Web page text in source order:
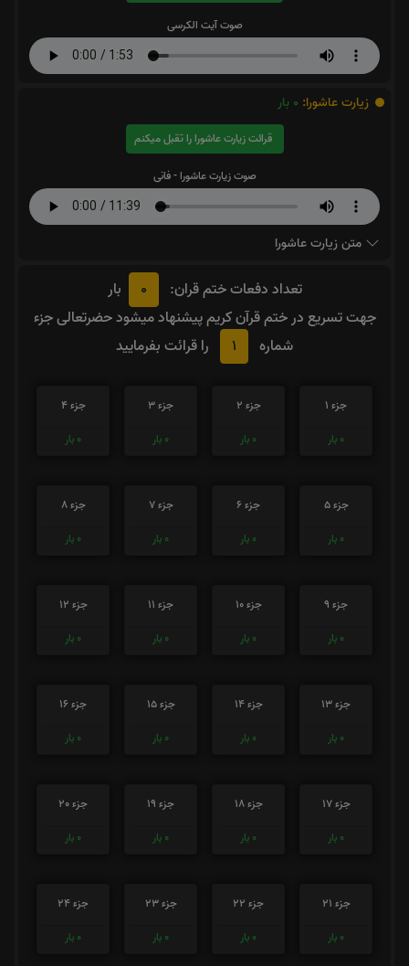
صوت آیت الکرسی
زیارت عاشورا: 0 بار
قرائت زیارت عاشورا را تقبل میکنم
صوت زیارت عاشورا - فانی
متن زیارت عاشورا
تعداد دفعات ختم قران: 0
بار
جهت تسریع در ختم قرآن کریم پیشنهاد میشود حضرتعالی جزء
شماره
1 را قرائت بفرمایید
جزء 1
0 بار
جزء 2
0 بار
جزء 3
0 بار
جزء 4
0 بار
جزء 5
0 بار
جزء 6
0 بار
جزء 7
0 بار
جزء 8
0 بار
جزء 9
0 بار
جزء 10
0 بار
جزء 11
0 بار
جزء 12
0 بار
جزء 13
0 بار
جزء 14
0 بار
جزء 15
0 بار
جزء 16
0 بار
جزء 17
0 بار
جزء 18
0 بار
جزء 19
0 بار
جزء 20
0 بار
جزء 21
0 بار
جزء 22
0 بار
جزء 23
0 بار
جزء 24
0 بار